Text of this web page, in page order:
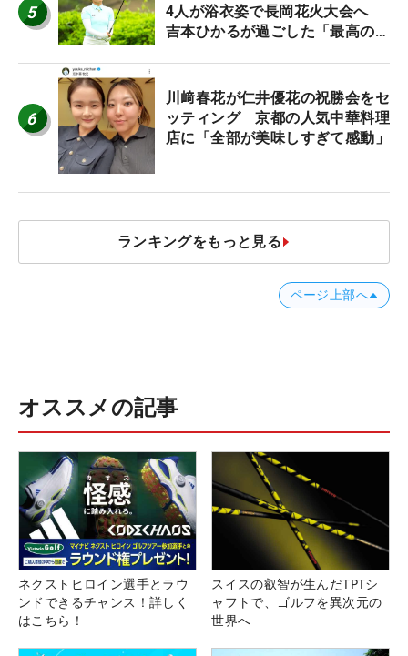
5
4人が浴衣姿で長岡花火大会へ
吉本ひかるが過ごした「最高の夏
6
川﨑春花が仁井優花の祝勝会をセ
ッティング 京都の人気中華料理
店に「全部が美味しすぎて感動」
ランキングをもっと見る
ページ上部へ
オススメの記事
ネクストヒロイン選手とラウ
ンドできるチャンス！詳しく
はこちら！
スイスの叡智が生んだTPTシ
ャフトで、ゴルフを異次元の
世界へ